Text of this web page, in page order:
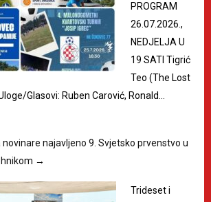
PROGRAM
26.07.2026.,
NEDJELJA U
19 SATI Tigrić
Teo (The Lost
Glasovi: Ruben Carović, Ronald…
najavljeno 9. Svjetsko prvenstvo u
→
Trideset i